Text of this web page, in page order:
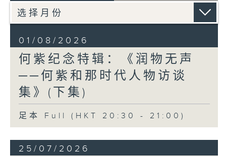
01/08/2026
何紫纪念特辑：《润物无声
──何紫和那时代人物访谈
集》(下集)
足本 Full (HKT 20:30 - 21:00)
25/07/2026